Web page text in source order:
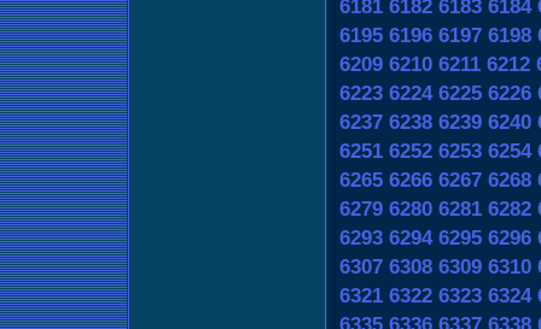
6181 6182 6183 6184
6195 6196 6197 6198
6209 6210 6211 6212
6223 6224 6225 6226
6237 6238 6239 6240
6251 6252 6253 6254
6265 6266 6267 6268
6279 6280 6281 6282
6293 6294 6295 6296
6307 6308 6309 6310
6321 6322 6323 6324
6335 6336 6337 6338